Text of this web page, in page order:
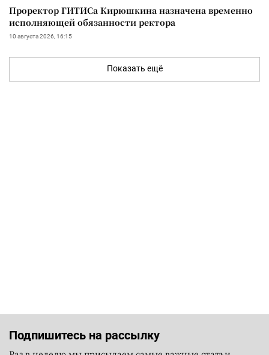
Проректор ГИТИСа Кирюшкина назначена временно
исполняющей обязанности ректора
10 августа 2026, 16:15
Показать ещё
Подпишитесь на рассылку